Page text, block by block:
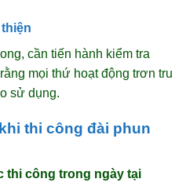
cần tiến hành kiểm tra
mọi thứ hoạt động trơn tru
sử dụng.
thi công đài phun
thi công trong ngày tại